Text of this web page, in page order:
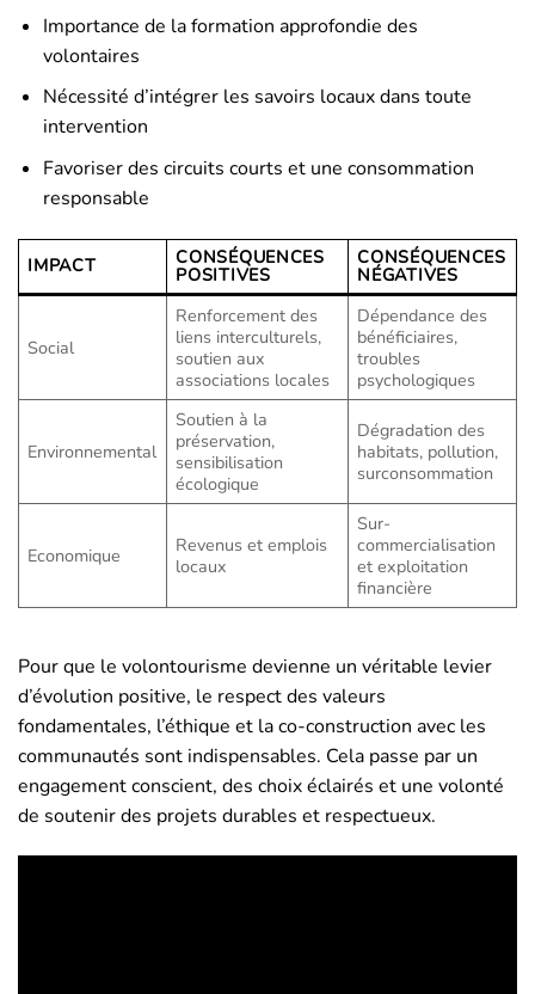
Importance de la formation approfondie des
volontaires
Nécessité d’intégrer les savoirs locaux dans toute
intervention
Favoriser des circuits courts et une consommation
responsable
IMPACT CONSÉQUENCES
POSITIVES
CONSÉQUENCES
NÉGATIVES
Social
Renforcement des
liens interculturels,
soutien aux
associations locales
Dépendance des
bénéficiaires,
troubles
psychologiques
Environnemental
Soutien à la
préservation,
sensibilisation
écologique
Dégradation des
habitats, pollution,
surconsommation
Economique
Revenus et emplois
locaux
Sur-
commercialisation
et exploitation
financière
Pour que le volontourisme devienne un véritable levier
d’évolution positive, le respect des valeurs
fondamentales, l’éthique et la co-construction avec les
communautés sont indispensables. Cela passe par un
engagement conscient, des choix éclairés et une volonté
de soutenir des projets durables et respectueux.